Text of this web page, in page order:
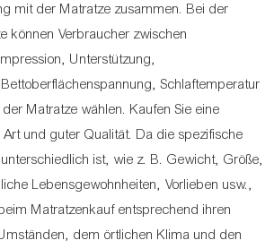
mit der Matratze zusammen. Bei der
können Verbraucher zwischen
Unterstützung,
Schlaftemperatur
Matratze wählen. Kaufen Sie eine
und guter Qualität. Da die spezifische
ist, wie z. B. Gewicht, Größe,
Lebensgewohnheiten, Vorlieben usw.,
Matratzenkauf entsprechend ihren
dem örtlichen Klima und den